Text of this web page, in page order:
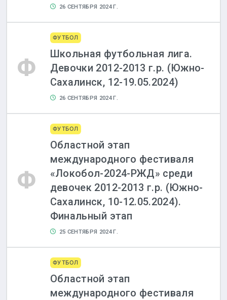
26 СЕНТЯБРЯ 2024 Г.
Ф
ФУТБОЛ
Школьная футбольная лига.
Девочки 2012-2013 г.р. (Южно-
Сахалинск, 12-19.05.2024)
26 СЕНТЯБРЯ 2024 Г.
Ф
ФУТБОЛ
Областной этап
международного фестиваля
«Локобол-2024-РЖД» среди
девочек 2012-2013 г.р. (Южно-
Сахалинск, 10-12.05.2024).
Финальный этап
25 СЕНТЯБРЯ 2024 Г.
ФУТБОЛ
Областной этап
международного фестиваля